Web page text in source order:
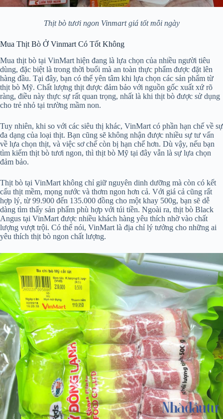
Thịt bò tươi ngon Vinmart giá tốt mỗi ngày
Mua Thịt Bò Ở Vinmart Có Tốt Không
Mua thịt bò tại VinMart hiện đang là lựa chọn của nhiều người tiêu
dùng, đặc biệt là trong thời buổi mà an toàn thực phẩm được đặt lên
hàng đầu. Tại đây, bạn có thể yên tâm khi lựa chọn các sản phẩm từ
thịt bò Mỹ. Chất lượng thịt được đảm bảo với nguồn gốc xuất xứ rõ
ràng, điều này thực sự rất quan trọng, nhất là khi thịt bò được sử dụng
cho trẻ nhỏ tại trường mầm non.
Tuy nhiên, khi so với các siêu thị khác, VinMart có phần hạn chế về sự
đa dạng của loại thịt. Bạn cũng sẽ không nhận được nhiều sự tư vấn
về lựa chọn thịt, và việc sơ chế còn bị hạn chế hơn. Dù vậy, nếu bạn
tìm kiếm thịt bò tươi ngon, thì thịt bò Mỹ tại đây vẫn là sự lựa chọn
đảm bảo.
Thịt bò tại VinMart không chỉ giữ nguyên dinh dưỡng mà còn có kết
cấu thịt mềm, mọng nước và thơm ngon hơn cả. Với giá cả cũng rất
hợp lý, từ 99.900 đến 135.000 đồng cho một khay 500g, bạn sẽ dễ
dàng tìm thấy sản phẩm phù hợp với túi tiền. Ngoài ra, thịt bò Black
Angus tại VinMart được nhiều khách hàng yêu thích nhờ vào chất
lượng vượt trội. Có thể nói, VinMart là địa chỉ lý tưởng cho những ai
yêu thích thịt bò ngon chất lượng.